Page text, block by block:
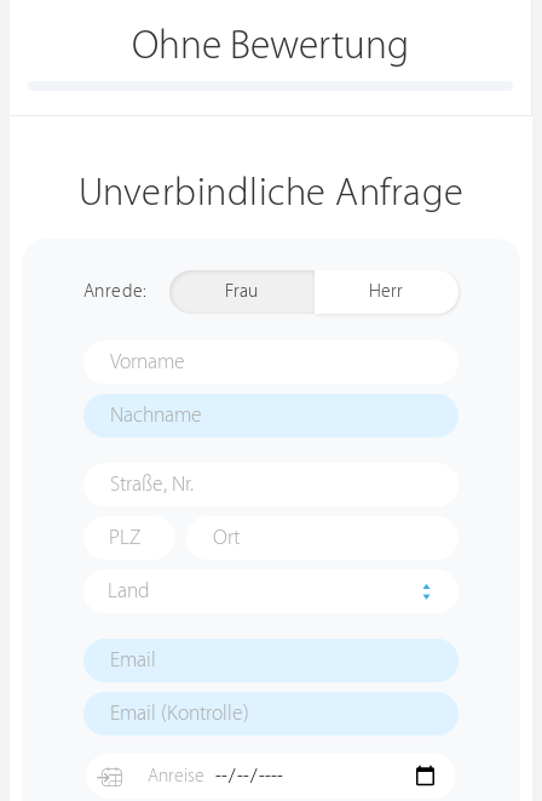
Ohne Bewertung
Unverbindliche Anfrage
Anrede: Frau Herr
Land